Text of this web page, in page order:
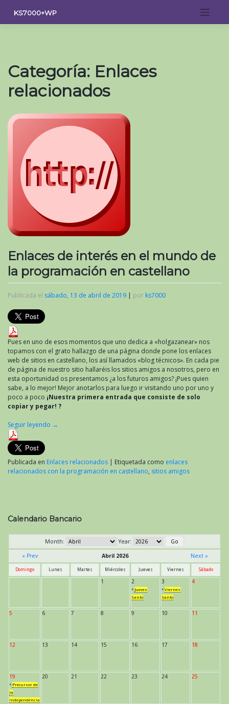
contenido
KS7000+WP
Categoría: Enlaces
relacionados
Enlaces de interés en el mundo de
la programación en castellano
Publicada el sábado, 13 de abril de 2019 | por ks7000
Pues en uno de esos momentos que uno dedica a «holgazanear» nos
topamos con el grato hallazgo de una página donde pone los enlaces
web de sitios en castellano, los así llamados «blog técnicos». En cada pie
de página de nuestro sitio hallaréis los sitios amigos a nosotros, pero en
esta oportunidad os presentamos ¿a los futuros amigos? ¡Pues quien
sabe, a lo mejor! Mejor anotarlos para luego ir visitando uno por uno y
poco a poco ¡Nuestra primera entrada que consiste de solo
copiar y pegar! ?
Seguir leyendo →
Publicada en Enlaces relacionados | Etiquetada como enlaces
relacionados con la programación en castellano, sitios amigos
Calendario Bancario
Month:
Year:
« Prev
Abril 2026 Next »
Domingo Lunes Martes Miércoles Jueves Viernes Sábado
1 2
* Jueves
Santo
3
* Viernes
Santo
4
5 6 7 8 9 10 11
12 13 14 15 16 17 18
19
* Precursor de
la
Independencia
20 21 22 23 24 25